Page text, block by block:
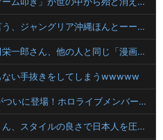
【悲報】人気配信者「はっきり言う、ジャングリア沖縄ほんとーーーーーーーーにおもんない！！！！」→炎上
【悲報】ワンピース原作者・尾田栄一郎さん、他の人と同じ「漫画家」という肩書きに不満
ない手抜きをしてしまうwwwww
【8月7日発売決定】待望の新作がついに登場！ホロライブメンバーたちが熱い戦いを繰り広げる『ホロライブファンタジーバトル』のゲームPVが公開！Nintendo SwitchとSteam
【画像】海外女コスプレイヤーさん、スタイルの良さで日本人を圧倒してしまう 【Pickup06072001】